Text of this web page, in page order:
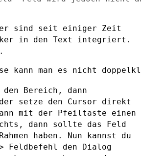
sind seit einiger Zeit
in den Text integriert.
kann man es nicht
Bereich, dann
setze den Cursor direkt
mit der Pfeiltaste einen
dann sollte das Feld
haben. Nun kannst du
Feldbefehl den Dialog